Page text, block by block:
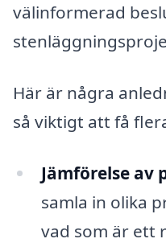
välinformerad
Här är några
så viktigt att få
Jämförelse av
samla in olika
vad som är ett